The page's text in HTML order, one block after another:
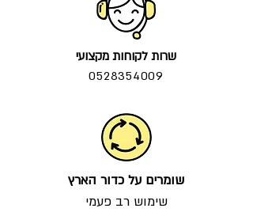
שרות לקוחות מקצועי
0528354009
שומרים על כדור הארץ
שימוש רב פעמי